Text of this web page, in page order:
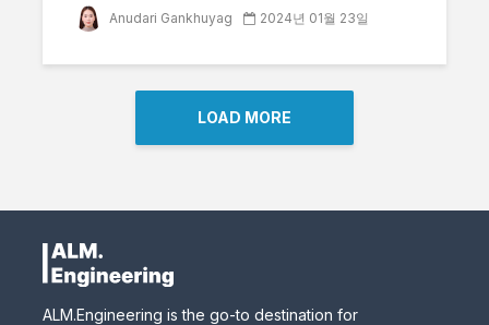
Anudari Gankhuyag 2024년 01월 23일
LOAD MORE
ALM.Engineering is the go-to destination for